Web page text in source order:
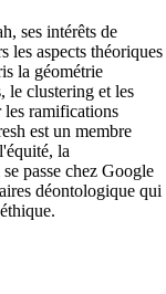
ses intérêts de
les aspects théoriques
la géométrie
le clustering et les
les ramifications
est un membre
la
passe chez Google
déontologique qui